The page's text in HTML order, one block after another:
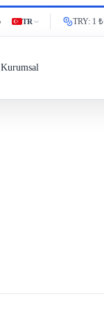
TR TRY: 1 ₺
Kurumsal